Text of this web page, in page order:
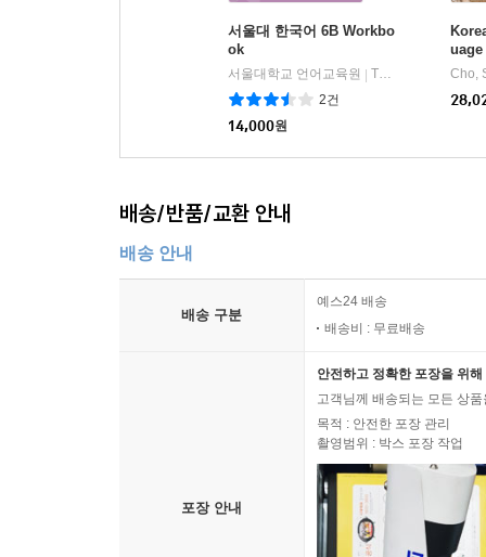
서울대 한국어 6B Workbo
ok
서울대학교 언어교육원 | TWOPONDS(투판즈)
2건
14,000원
l
배송/반품/교환 안내
배송 안내
배송 구분
예스24 배송
배송비 : 무료배송
포장 안내
안전하고 정확한 포장을 위
고객님께 배송되는 모든 상
목적 : 안전한 포장 관리
촬영범위 : 박스 포장 작업